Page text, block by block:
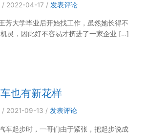
/ 2022-04-17 / 发表评论
芳大学毕业后开始找工作，虽然她长得不
灵，因此好不容易才挤进了一家企业 […]
也有新花样
/ 2021-09-13 / 发表评论
车起步时，一哥们由于紧张，把起步说成